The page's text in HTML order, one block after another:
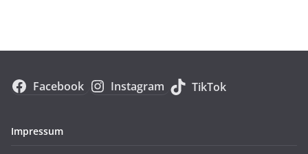
Facebook Instagram TikTok
Impressum